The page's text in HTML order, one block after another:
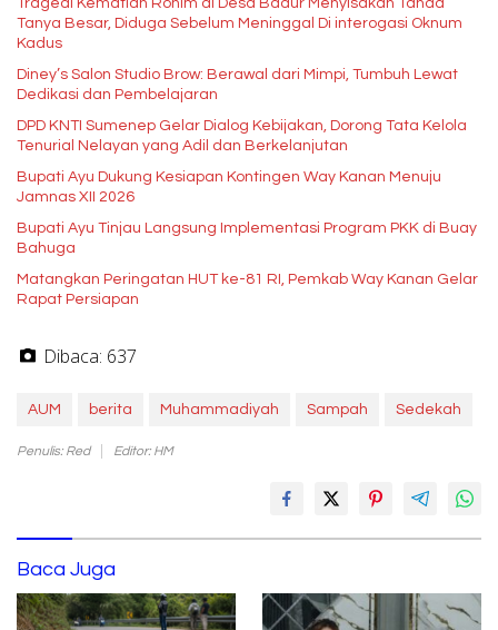
Tanya Besar, Diduga Sebelum Meninggal Di interogasi Oknum
Kadus
Diney’s Salon Studio Brow: Berawal dari Mimpi, Tumbuh Lewat
Dedikasi dan Pembelajaran
DPD KNTI Sumenep Gelar Dialog Kebijakan, Dorong Tata Kelola
Tenurial Nelayan yang Adil dan Berkelanjutan
Bupati Ayu Dukung Kesiapan Kontingen Way Kanan Menuju
Jamnas XII 2026
Bupati Ayu Tinjau Langsung Implementasi Program PKK di Buay
Bahuga
Matangkan Peringatan HUT ke-81 RI, Pemkab Way Kanan Gelar
Rapat Persiapan
Dibaca: 637
AUM berita Muhammadiyah Sampah Sedekah
Penulis: Red Editor: HM
Baca Juga